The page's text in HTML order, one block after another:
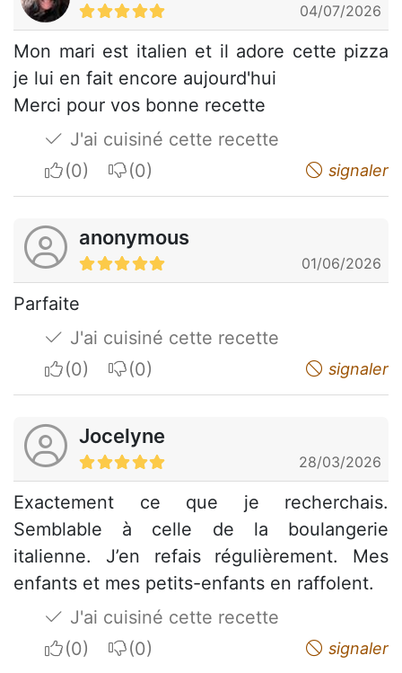
04/07/2026
Mon mari est italien et il adore cette pizza
je lui en fait encore aujourd'hui
Merci pour vos bonne recette
J'ai cuisiné cette recette
I apreciateI do not appreciate signaler
anonymous
01/06/2026
Parfaite
J'ai cuisiné cette recette
I apreciateI do not appreciate signaler
Jocelyne
28/03/2026
Exactement ce que je recherchais.
Semblable à celle de la boulangerie
italienne. J’en refais régulièrement. Mes
enfants et mes petits-enfants en raffolent.
J'ai cuisiné cette recette
I apreciateI do not appreciate signaler